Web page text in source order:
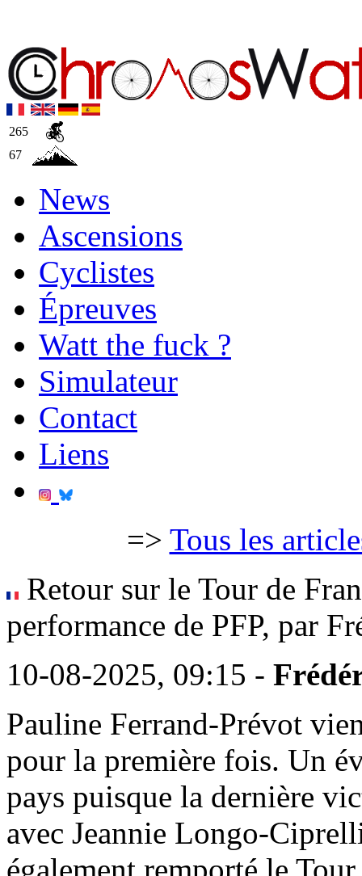
265
67
News
Ascensions
Cyclistes
Épreuves
Watt the fuck ?
Simulateur
Contact
Liens
=> Tous les
Retour sur le Tour de
performance de PFP, par
10-08-2025, 09:15 -
Pauline Ferrand-Prévot
pour la première fois. Un
pays puisque la dernière
avec Jeannie Longo-